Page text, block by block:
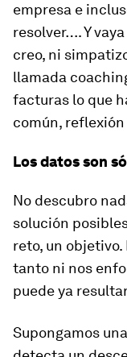
empresa e
resolver…. Y
creo, ni
llamada
facturas lo que
común,
Los datos son
No descubro
solución
reto, un
tanto ni nos
puede ya
Supongamos